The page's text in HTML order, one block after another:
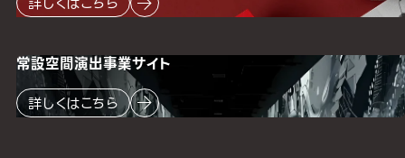
常設空間演出事業サイト
詳しくはこちら